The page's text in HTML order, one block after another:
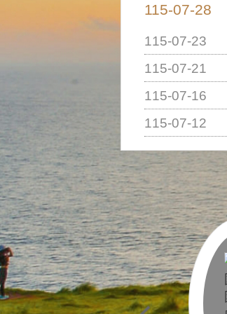
115-07-28
115-07-23
115-07-21
115-07-16
115-07-12